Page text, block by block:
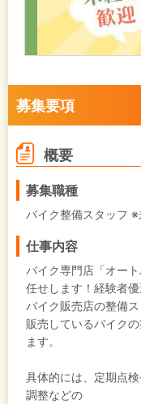
募集要項
概要
募集職種
バイク整備スタッフ
仕事内容
バイク専門店「オー
任せします！経験者
バイク販売店の整備ス
販売しているバイク
ます。
具体的には、定期点
調整などの